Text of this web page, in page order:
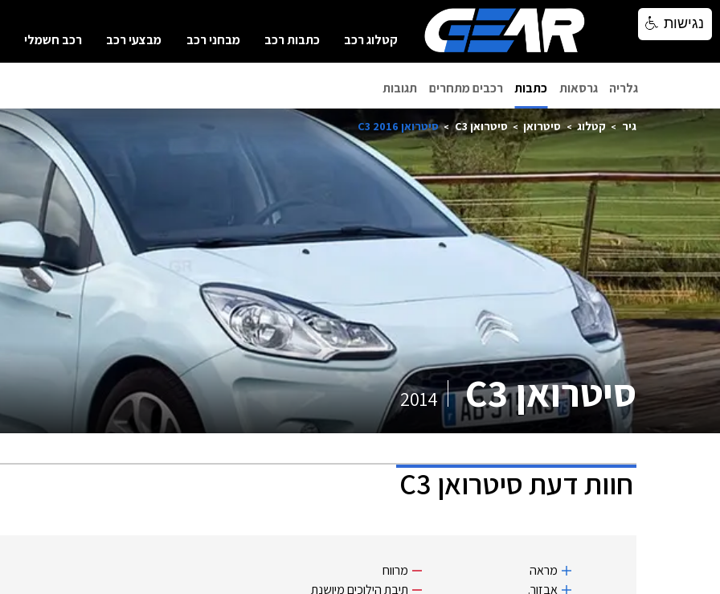
קטלוג רכב כתבות רכב מבחני רכב מבצעי רכב רכב חשמלי
גלריה גרסאות כתבות רכבים מתחרים תגובות
גיר קטלוג סיטרואן סיטרואן C3 סיטרואן C3 2016
סיטרואן C3 2014
חוות דעתסיטרואן C3
מראה
אבזור.
מרווח
תיבת הילוכים מיושנת
נגישות
נגישות